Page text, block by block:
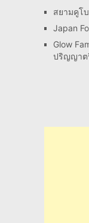
สยามคูโ
Japan
Glow
ปริญญาต